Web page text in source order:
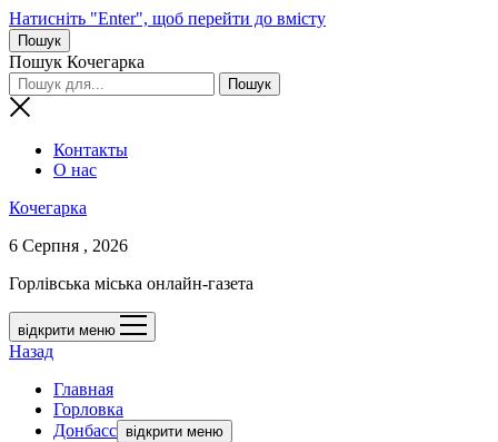
Натисніть "Enter", щоб перейти до вмісту
Пошук
Пошук Кочегарка
Контакты
О нас
Кочегарка
6 Серпня , 2026
Горлівська міська онлайн-газета
відкрити меню
Назад
Главная
Горловка
Донбасс відкрити меню